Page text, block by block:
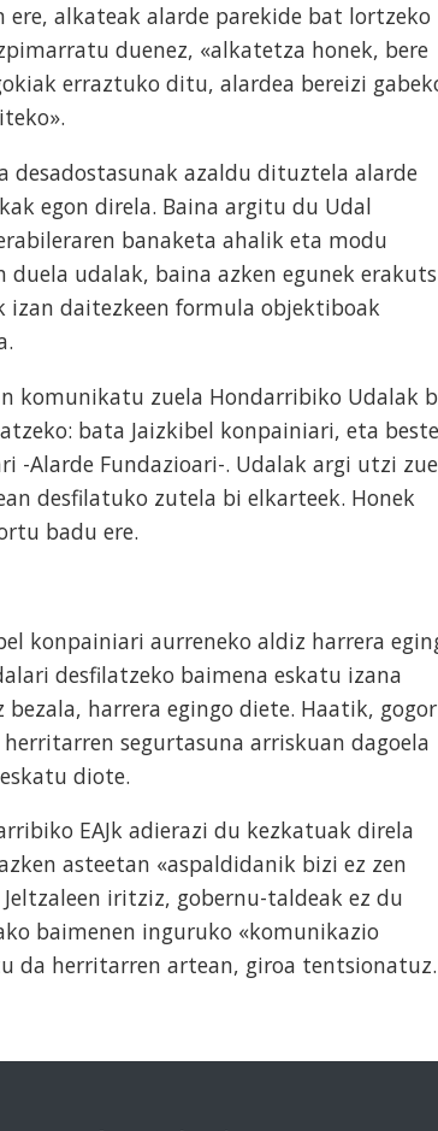
alkateak alarde parekide bat lortzeko
duenez, «alkatetza honek, bere
erraztuko ditu, alardea bereizi
desadostasunak azaldu dituztela alarde
egon direla. Baina argitu du Udal
banaketa ahalik eta modu
duela udalak, baina azken egunek
izan daitezkeen formula objektiboak
komunikatu zuela Hondarribiko Udalak
bata Jaizkibel konpainiari, eta
-Alarde Fundazioari-. Udalak argi utzi
desfilatuko zutela bi elkarteek. Honek
badu ere.
konpainiari aurreneko aldiz harrera
desfilatzeko baimena eskatu izana
harrera egingo diete. Haatik, gogor
segurtasuna arriskuan dagoela
diote.
EAJk adierazi du kezkatuak direla
asteetan «aspaldidanik bizi ez zen
iritziz, gobernu-taldeak ez du
baimenen inguruko «komunikazio
da herritarren artean, giroa tentsionatuz.